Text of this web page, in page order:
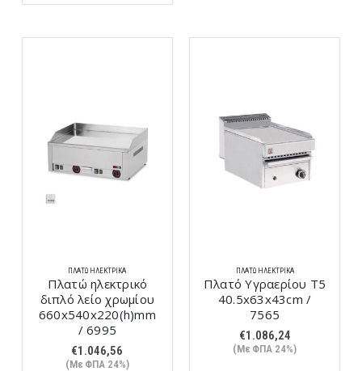
ΠΛΑΤΏ ΗΛΕΚΤΡΙΚΆ
Πλατώ ηλεκτρικό
διπλό λείο χρωμίου
660x540x220(h)mm
/ 6995
€1.046,56
(Με ΦΠΑ 24%)
ΠΛΑΤΏ ΗΛΕΚΤΡΙΚΆ
Πλατό Υγραερίου T5
40.5x63x43cm /
7565
€1.086,24
(Με ΦΠΑ 24%)